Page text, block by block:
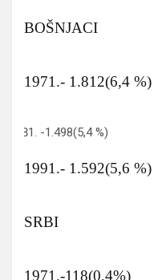
BOŠNJACI
1971.- 1.812(6,4 %)
-1.498(5,4 %)
1991.- 1.592(5,6 %)
SRBI
1971.-118(0,4%)